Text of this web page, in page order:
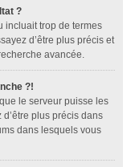
?
incluait trop de termes
d’être plus précis et
avancée.
?!
le serveur puisse les
plus précis dans
dans lesquels vous